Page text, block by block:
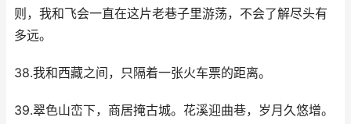
则，我和飞会一直在这片老巷子里游荡，不会了解尽头有
多远。
38.我和西藏之间，只隔着一张火车票的距离。
39.翠色山峦下，商居掩古城。花溪迎曲巷，岁月久悠增。